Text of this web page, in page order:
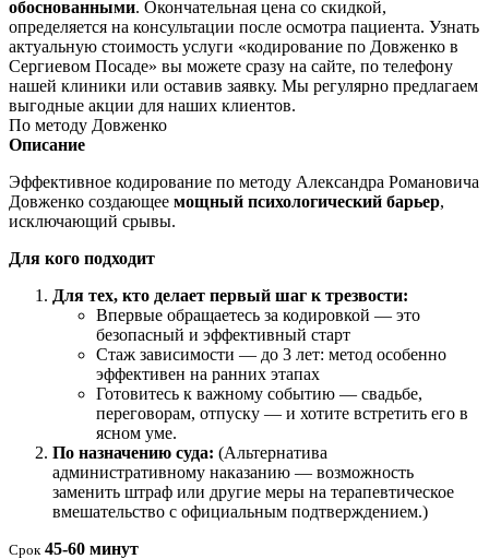
обоснованными. Окончательная цена со скидкой,
определяется на консультации после осмотра пациента. Узнать
актуальную стоимость услуги «кодирование по Довженко в
Сергиевом Посаде» вы можете сразу на сайте, по телефону
нашей клиники или оставив заявку. Мы регулярно предлагаем
выгодные акции для наших клиентов.
По методу Довженко
Описание
Эффективное кодирование по методу Александра Романовича
Довженко создающее мощный психологический барьер,
исключающий срывы.
Для кого подходит
Для тех, кто делает первый шаг к трезвости:
Впервые обращаетесь за кодировкой — это
безопасный и эффективный старт
Стаж зависимости — до 3 лет: метод особенно
эффективен на ранних этапах
Готовитесь к важному событию — свадьбе,
переговорам, отпуску — и хотите встретить его в
ясном уме.
По назначению суда: (Альтернатива
административному наказанию — возможность
заменить штраф или другие меры на терапевтическое
вмешательство с официальным подтверждением.)
Срок 45-60 минут